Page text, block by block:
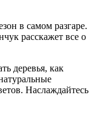
в самом разгаре.
расскажет все о
деревья, как
Наслаждайтесь